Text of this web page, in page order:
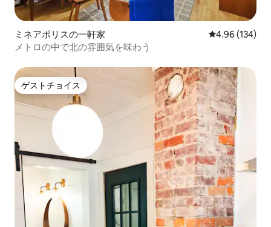
ミネアポリスの一軒家 レビュー134
4.96 (134)
メトロの中で北の雰囲気を味わう
ゲストチョイス
ゲストチョイス